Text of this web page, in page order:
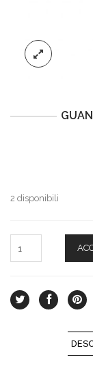
2 disponibili